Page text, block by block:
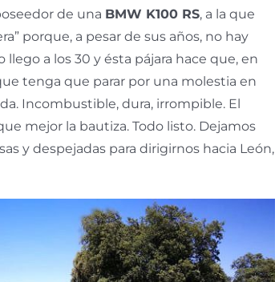
de una BMW K100 RS, a la que
” porque, a pesar de sus años, no hay
llego a los 30 y ésta pájara hace que, en
tenga que parar por una molestia en
Incombustible, dura, irrompible. El
mejor la bautiza. Todo listo. Dejamos
y despejadas para dirigirnos hacia León,